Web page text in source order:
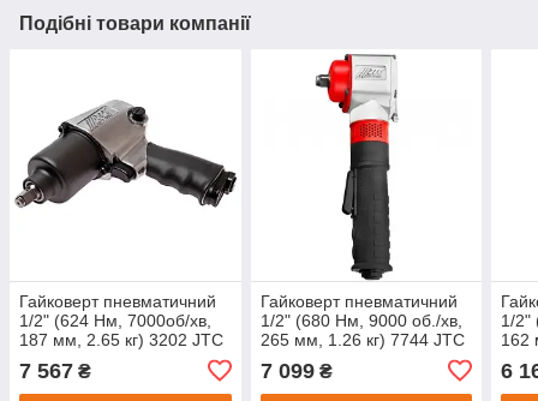
Подібні товари компанії
Гайковерт пневматичний
1/2" (624 Нм, 7000об/хв,
187 мм, 2.65 кг) 3202 JTC
7 567 ₴
Гайковерт пневматичний
1/2" (680 Нм, 9000 об./хв,
265 мм, 1.26 кг) 7744 JTC
7 099₴
1/2"
162
6